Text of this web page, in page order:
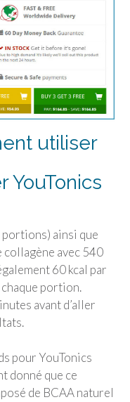
utiliser
YouTonics
ainsi que
collagène avec 540
60 kcal par
portion.
avant d’aller
pour YouTonics
donné que ce
de BCAA naturel